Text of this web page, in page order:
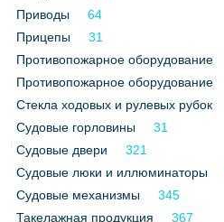
Конференции
Выставки и семинары
Личности
Словарь
Приводы
64
Прицепы
31
Противопожарное оборудование
Противопожарное оборудование
Стекла ходовых и рулевых рубок
Судовые горловины
31
Судовые двери
321
Судовые люки и иллюминаторы
Судовые механизмы
345
Такелажная продукция
367